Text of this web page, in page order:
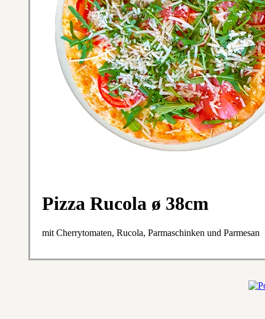
Pizza Rucola ø 38cm
mit Cherrytomaten, Rucola, Parmaschinken und Parmesan